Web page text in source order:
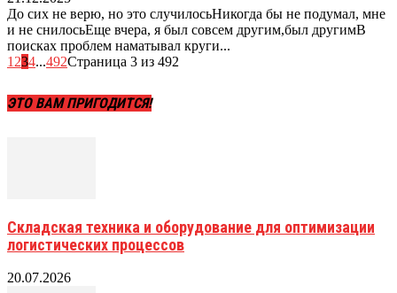
До сих не верю, но это случилосьНикогда бы не подумал, мне
и не снилосьЕще вчера, я был совсем другим,был другимВ
поисках проблем наматывал круги...
1 234...492Страница 3 из 492
ЭТО ВАМ ПРИГОДИТСЯ!
Складская техника и оборудование для оптимизации
логистических процессов
20.07.2026